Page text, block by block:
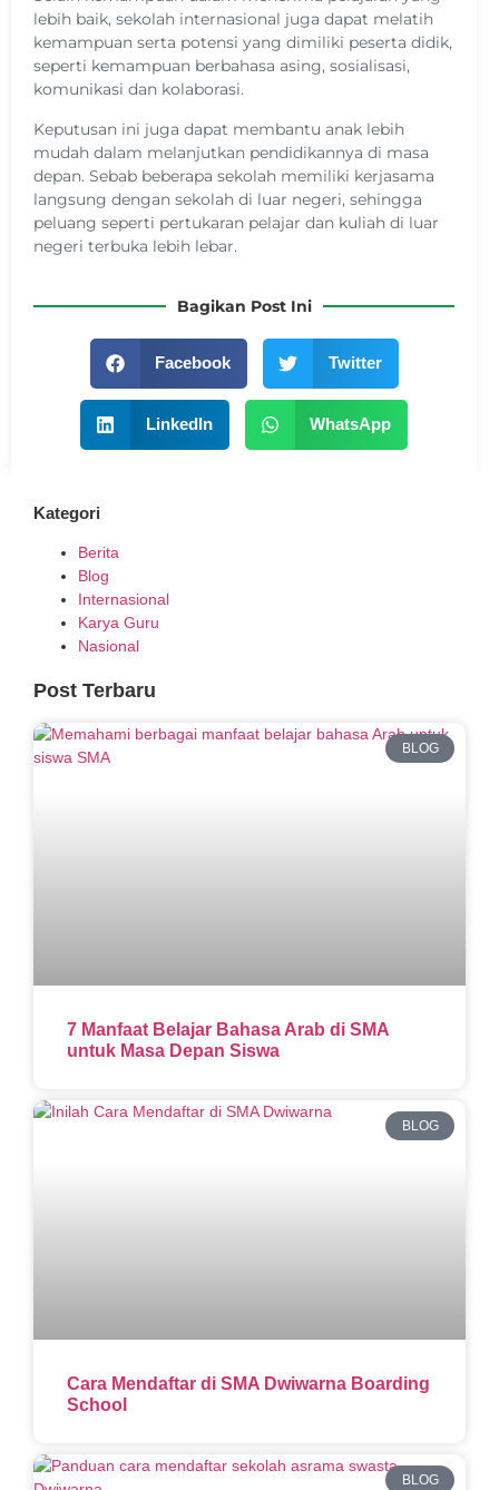
lebih baik, sekolah internasional juga dapat melatih
kemampuan serta potensi yang dimiliki peserta didik,
seperti kemampuan berbahasa asing, sosialisasi,
komunikasi dan kolaborasi.
Keputusan ini juga dapat membantu anak lebih
mudah dalam melanjutkan pendidikannya di masa
depan. Sebab beberapa sekolah memiliki kerjasama
langsung dengan sekolah di luar negeri, sehingga
peluang seperti pertukaran pelajar dan kuliah di luar
negeri terbuka lebih lebar.
Bagikan Post Ini
Facebook Twitter
LinkedIn WhatsApp
Kategori
Berita
Blog
Internasional
Karya Guru
Nasional
Post Terbaru
BLOG
7 Manfaat Belajar Bahasa Arab di SMA
untuk Masa Depan Siswa
BLOG
Cara Mendaftar di SMA Dwiwarna Boarding
School
BLOG